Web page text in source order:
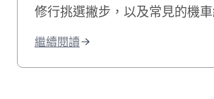
修行挑選撇步，以及常見的機
你！
繼續閱讀